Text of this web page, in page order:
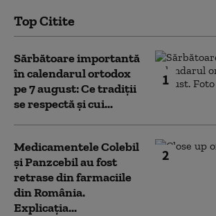
Top Citite
1
Sărbătoare importantă
în calendarul ortodox
pe 7 august: Ce tradiții
se respectă și cui...
2
Medicamentele Colebil
și Panzcebil au fost
retrase din farmaciile
din România.
Explicația...